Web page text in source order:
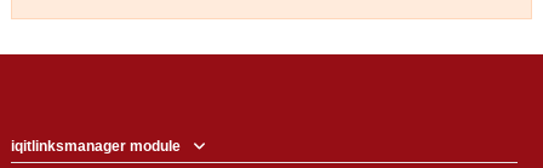
iqitlinksmanager module